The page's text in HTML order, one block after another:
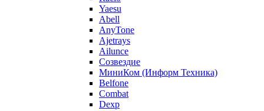
Yaesu
Abell
AnyTone
Ajetrays
Ailunce
Созвездие
МиниКом (Информ Техника)
Belfone
Combat
Dexp